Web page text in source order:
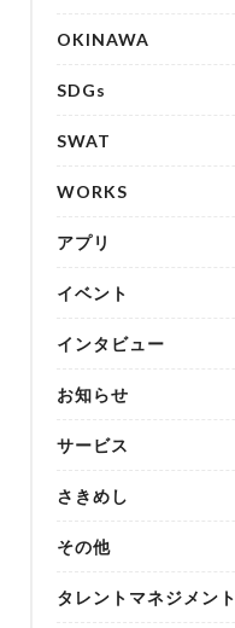
OKINAWA
SDGs
SWAT
WORKS
アプリ
イベント
インタビュー
お知らせ
サービス
さきめし
その他
タレントマネジメント